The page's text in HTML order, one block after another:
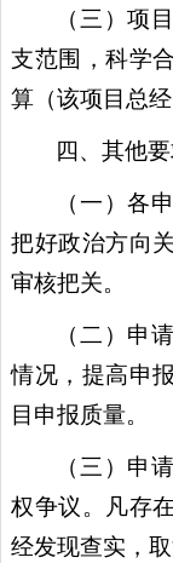
（三）项
支范围，科学
算（该项目总
四、其他
（一）各
把好政治方向
审核把关。
（二）申
情况，提高申
目申报质量。
（三）申
权争议。凡存
经发现查实，